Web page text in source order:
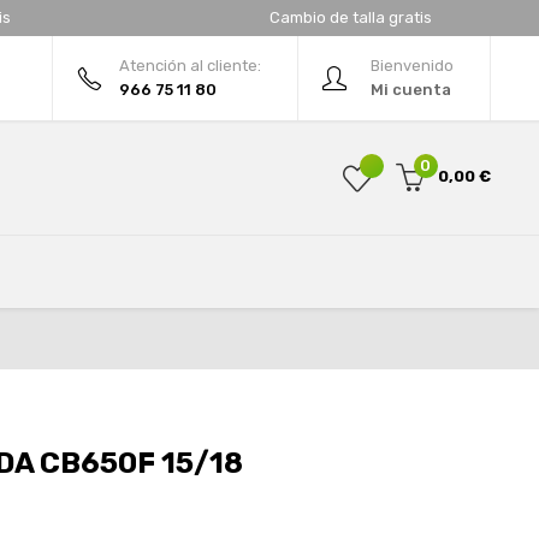
Cambio de talla gratis
Bienvenido
Mi cuenta
Atención al cliente:
966 75 11 80
0
0,00 €
CB650F 15/18